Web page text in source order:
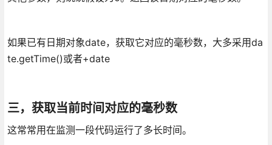
如果已有日期对象date，获取它对应的毫秒数，大多采用da
te.getTime()或者+date
三，获取当前时间对应的毫秒数
这常常用在监测一段代码运行了多长时间。